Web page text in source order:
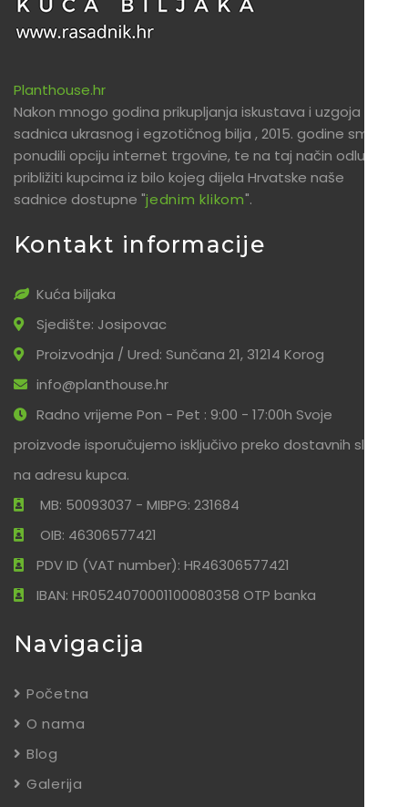
Planthouse.hr
Nakon mnogo godina prikupljanja iskustava i uzgoja
sadnica ukrasnog i egzotičnog bilja , 2015. godine smo
ponudili opciju internet trgovine, te na taj način odlučili
približiti kupcima iz bilo kojeg dijela Hrvatske naše
sadnice dostupne "jednim klikom".
Kontakt informacije
Kuća biljaka
Sjedište: Josipovac
Proizvodnja / Ured: Sunčana 21, 31214 Korog
info@planthouse.hr
Radno vrijeme Pon - Pet : 9:00 - 17:00h Svoje
proizvode isporučujemo isključivo preko dostavnih službi
na adresu kupca.
MB: 50093037 - MIBPG: 231684
OIB: 46306577421
PDV ID (VAT number): HR46306577421
IBAN: HR0524070001100080358 OTP banka
Navigacija
Početna
O nama
Blog
Galerija